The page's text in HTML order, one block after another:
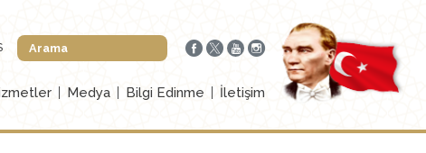
Medya Bilgi Edinme İletişim